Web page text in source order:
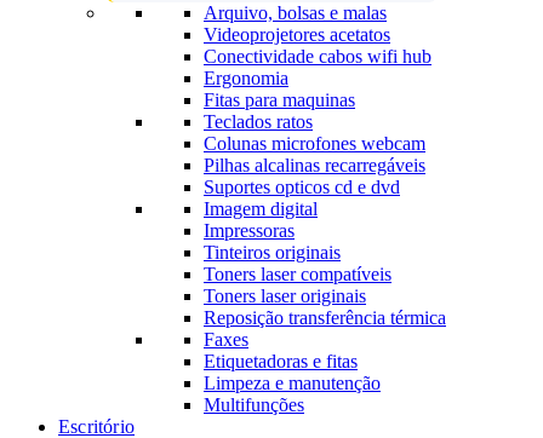
Arquivo, bolsas e malas
Videoprojetores acetatos
Conectividade cabos wifi hub
Ergonomia
Fitas para maquinas
Teclados ratos
Colunas microfones webcam
Pilhas alcalinas recarregáveis
Suportes opticos cd e dvd
Imagem digital
Impressoras
Tinteiros originais
Toners laser compatíveis
Toners laser originais
Reposição transferência térmica
Faxes
Etiquetadoras e fitas
Limpeza e manutenção
Multifunções
Escritório